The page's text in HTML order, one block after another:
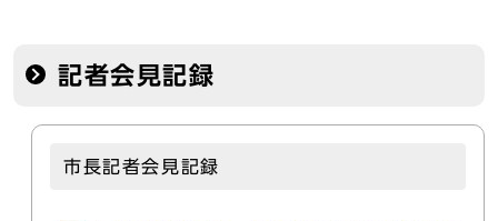
記者会見記録
市長記者会見記録